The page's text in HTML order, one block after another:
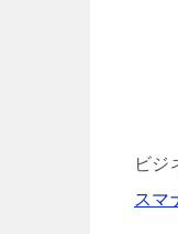
ビジ
スマ